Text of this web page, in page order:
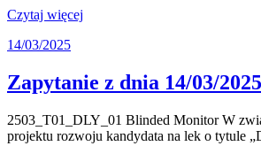
Czytaj więcej
14/03/2025
Zapytanie z dnia 14/03/2025
2503_T01_DLY_01 Blinded Monitor W
projektu rozwoju kandydata na lek o tytule